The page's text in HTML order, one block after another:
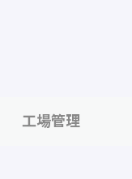
工場管理